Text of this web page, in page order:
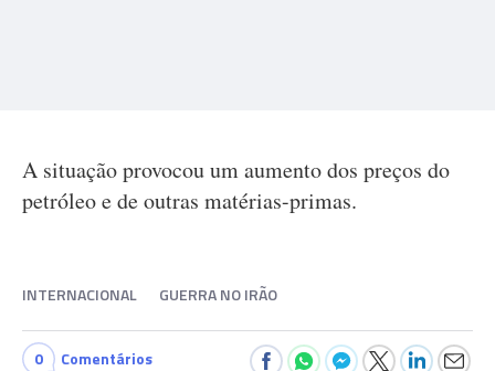
A situação provocou um aumento dos preços do
petróleo e de outras matérias-primas.
INTERNACIONAL GUERRA NO IRÃO
0 Comentários